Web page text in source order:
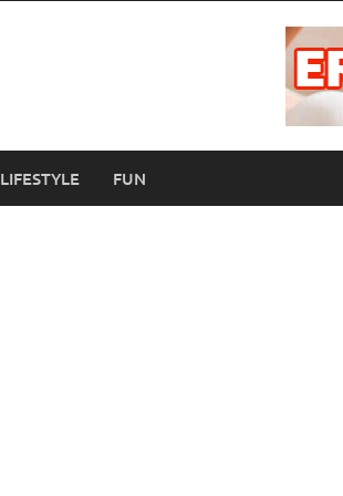
LIFESTYLE FUN